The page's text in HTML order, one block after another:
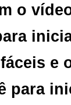
o
e
para